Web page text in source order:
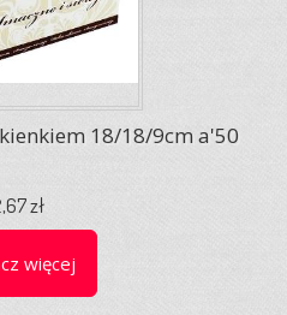
18/18/9cm a'50
zł
więcej